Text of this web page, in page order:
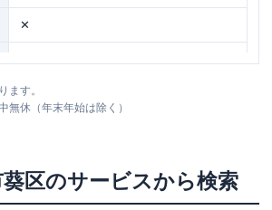
✕
静岡県静岡市葵区松富２－１－６２ １
階
ます。
無休（年末年始は除く）
区のサービスから検索